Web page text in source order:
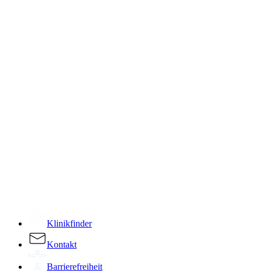
Klinikfinder
Kontakt
Barrierefreiheit